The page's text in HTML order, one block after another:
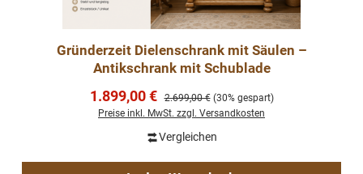
Gründerzeit Dielenschrank mit Säulen –
Antikschrank mit Schublade
Verkaufspreis:
1.899,00 € Regulärer Preis:
2.699,00 € (30% gespart)
Preise inkl. MwSt. zzgl. Versandkosten
Vergleichen